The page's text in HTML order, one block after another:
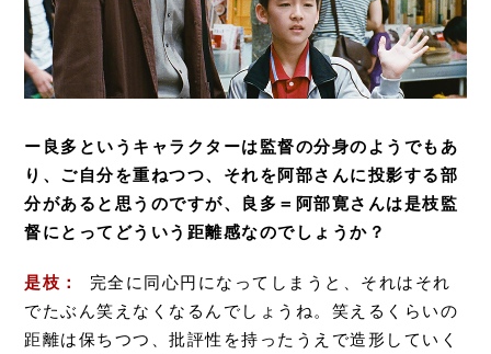
ー良多というキャラクターは監督の分身のようでもあ
り、ご自分を重ねつつ、それを阿部さんに投影する部
分があると思うのですが、良多＝阿部寛さんは是枝監
督にとってどういう距離感なのでしょうか？
是枝：
完全に同心円になってしまうと、それはそれ
でたぶん笑えなくなるんでしょうね。笑えるくらいの
距離は保ちつつ、批評性を持ったうえで造形していく